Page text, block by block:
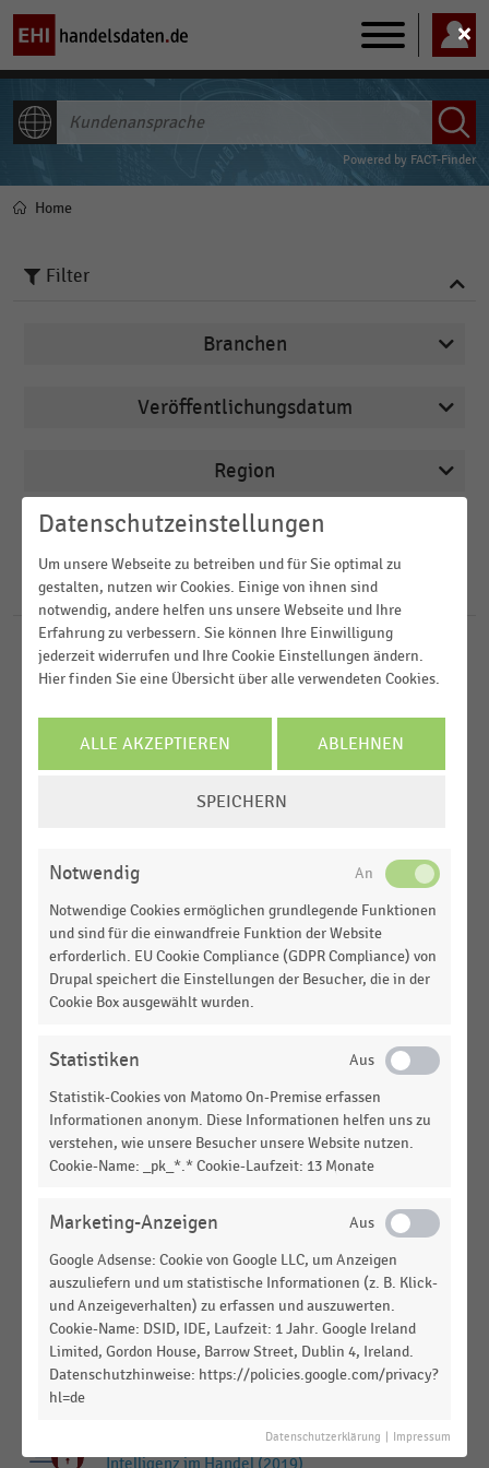
Main
navigation
Powered by FACT-Finder
Pfadnavigation
Home
Ergebnisse fürKundenansprache
DEUTSCHSPRACHIGER EINZELHANDEL|STATISTIK
Wichtigste IT-Projekte im Handel (2025 vs. 2023)
DEUTSCHSPRACHIGER EINZELHANDEL|STATISTIK
Wichtigste IT-Projekte im
Lebensmitteleinzelhandel und im Modehandel
DEUTSCHSPRACHIGER EINZELHANDEL STATISTIK
Künstliche Intelligenz (KI) und Kundenloyalität im
Handel: Hebel zur Steigerung der Kundenloyalität
(2024)
E-COMMERCE|STATISTIK
Auswirkungen der Nutzung von 3D-Secure-
Shops (2022)
E-COMMERCE|STATISTIK
Auswirkungen der Nutzung von 3D-Secure-
Verfahren für Kreditkartenzahlungen in Online-
Shops (2021)
Auswirkungen der Nutzung von 3D-Secure-
Verfahren für Kreditkartenzahlungen in Online-
Shops (2020)
DEUTSCHSPRACHIGER EINZELHANDEL|STATISTIK
Top 5 der wichtigsten Content-Marketing-Trends
der nächsten drei Jahre im Handel (2019)
Geplante Einsatzbereiche von künstlicher
Intelligenz im Handel (2019)
Filter
Branchen
Deutschsprachiger Einzelhandel
Veröffentlichungsdatum
2024
2022
2021
2020
MEHR ANZEIGEN
Region
D-A-CH-Region
FILTER ZURÜCKSETZEN
Datenschutzeinstellungen
Um unsere Webseite zu betreiben und für Sie optimal zu
gestalten, nutzen wir Cookies. Einige von ihnen sind
notwendig, andere helfen uns unsere Webseite und Ihre
Erfahrung zu verbessern. Sie können Ihre Einwilligung
jederzeit widerrufen und Ihre Cookie Einstellungen ändern.
Hier finden Sie eine Übersicht über alle verwendeten Cookies.
ALLE AKZEPTIEREN ABLEHNEN
SPEICHERN
Notwendig
Notwendige Cookies ermöglichen grundlegende Funktionen
und sind für die einwandfreie Funktion der Website
erforderlich. EU Cookie Compliance (GDPR Compliance) von
Drupal speichert die Einstellungen der Besucher, die in der
Cookie Box ausgewählt wurden.
Statistiken
Statistik-Cookies von Matomo On-Premise erfassen
Informationen anonym. Diese Informationen helfen uns zu
verstehen, wie unsere Besucher unsere Website nutzen.
Cookie-Name: _pk_*.* Cookie-Laufzeit: 13 Monate
Marketing-Anzeigen
Google Adsense: Cookie von Google LLC, um Anzeigen
auszuliefern und um statistische Informationen (z. B. Klick-
und Anzeigeverhalten) zu erfassen und auszuwerten.
Cookie-Name: DSID, IDE, Laufzeit: 1 Jahr. Google Ireland
Limited, Gordon House, Barrow Street, Dublin 4, Ireland.
Datenschutzhinweise: https://policies.google.com/privacy?
hl=de
Datenschutzerklärung Impressum